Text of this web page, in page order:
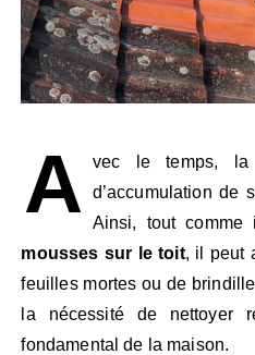
A
vec le temps, la
d’accumulation de
Ainsi, tout
mousses sur le toit, il peut
feuilles mortes ou de
la nécessité de nettoyer
fondamental de la maison.